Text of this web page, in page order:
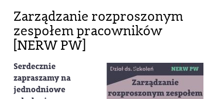
Zarządzanie rozproszonym
zespołem pracowników
[NERW PW]
Serdecznie
zapraszamy na
jednodniowe